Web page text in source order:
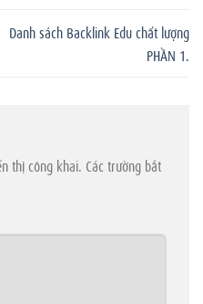
Danh sách Backlink Edu chất lượng
PHẦN 1.
thị công khai. Các trường bắt